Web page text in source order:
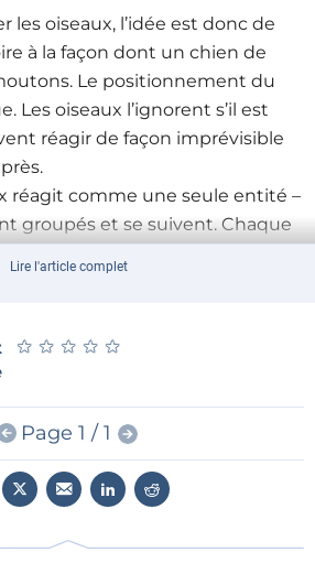
les oiseaux, l’idée est donc de
à la façon dont un chien de
Le positionnement du
Les oiseaux l’ignorent s’il est
réagir de façon imprévisible
réagit comme une seule entité –
groupés et se suivent. Chaque
changent de direction et
dans son ensemble.
drone à diriger une nuée
ont étudié la dynamique du
des oiseaux et en ont tiré un
Lire l'article complet
★ ★ ★ ★ ★
★ ★ ★ ★ ★
Page 1 / 1